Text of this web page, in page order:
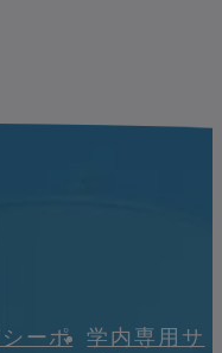
ーポ
学内専用サ